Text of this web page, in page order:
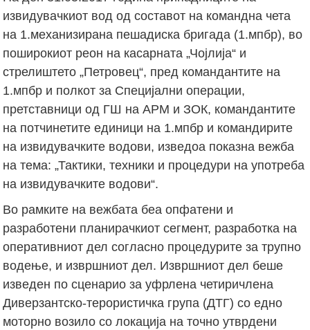
извидувачкиот вод од составот на командна чета
на 1.механизирана пешадиска бригада (1.мпбр), во
поширокиот реон на касарната „Чојлија“ и
стрелиштето „Петровец“, пред командантите на
1.мпбр и полкот за Специјални операции,
претставници од ГШ на АРМ и ЗОК, командантите
на потчинетите единици на 1.мпбр и командирите
на извидувачките водови, изведоа показна вежба
на тема: „Тактики, техники и процедури на употреба
на извидувачките водови“.
Во рамките на вежбата беа опфатени и
разработени планирачкиот сегмент, разработка на
оперативниот дел согласно процедурите за трупно
водење, и извршниот дел. Извршниот дел беше
изведен по сценарио за уфрлена четиричлена
Диверзантско-терористичка група (ДТГ) со едно
моторно возило со локација на точно утврдени